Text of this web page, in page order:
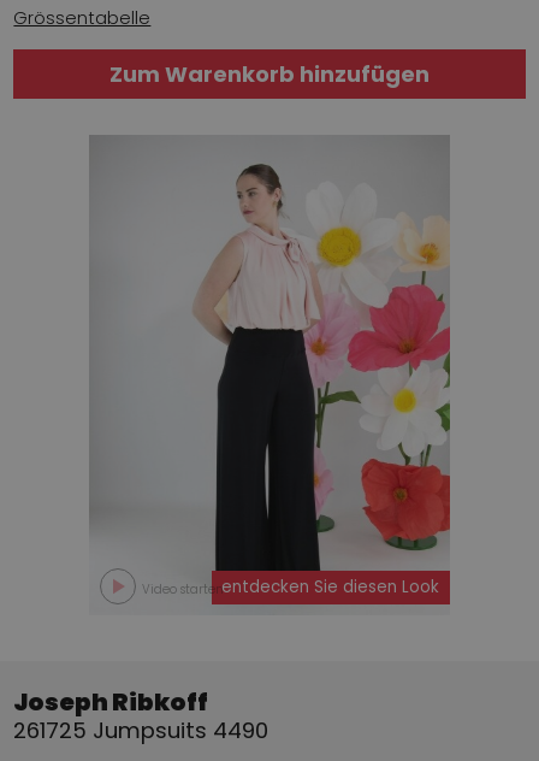
Grössentabelle
Zum Warenkorb hinzufügen
entdecken Sie diesen Look
Video starten
Joseph Ribkoff
261725 Jumpsuits 4490